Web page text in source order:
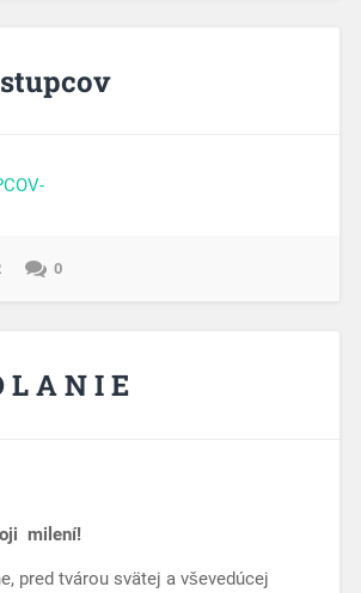
0
L A N I E
milení!
pred tvárou svätej a vševedúcej